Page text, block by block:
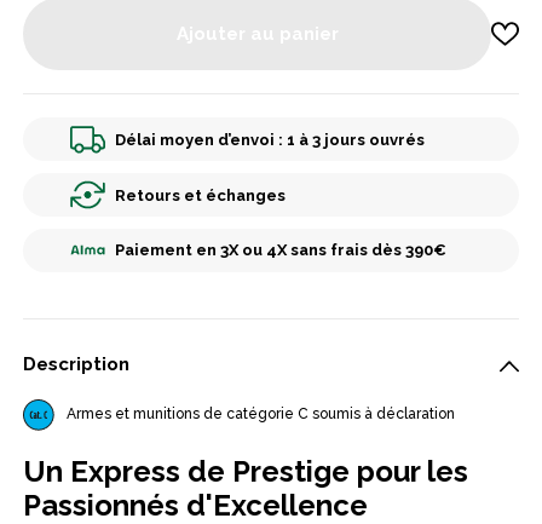
Délai moyen d’envoi : 1 à 3 jours ouvrés
Retours et échanges
Paiement en 3X ou 4X sans frais dès 390€
Description
Armes et munitions de catégorie C soumis à déclaration
Un Express de Prestige pour les
Passionnés d'Excellence